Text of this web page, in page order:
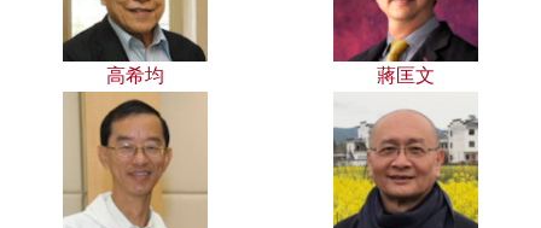
高希均 蔣匡文